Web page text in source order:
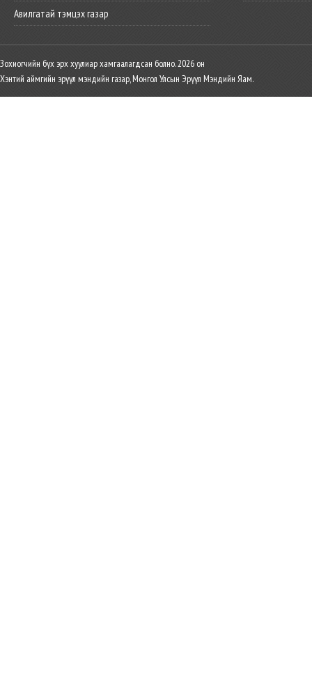
Авилгатай тэмцэх газар
Зохиогчийн бүх эрх хуулиар хамгаалагдсан болно. 2026 он
Хэнтий аймгийн эрүүл мэндийн газар, Монгол Улсын Эрүүл Мэндийн Яам.